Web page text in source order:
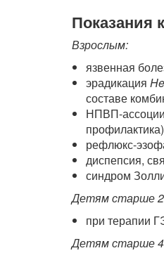
Показания
Взрослым:
язвенная
эрадикация
составе
НПВП-
рефлюкс-
диспепсия,
синдром
Детям старше 2
при терапии
Детям старше 4